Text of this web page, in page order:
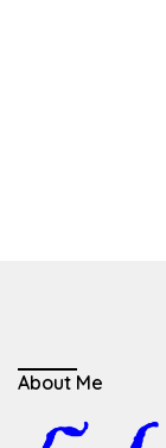
About Me